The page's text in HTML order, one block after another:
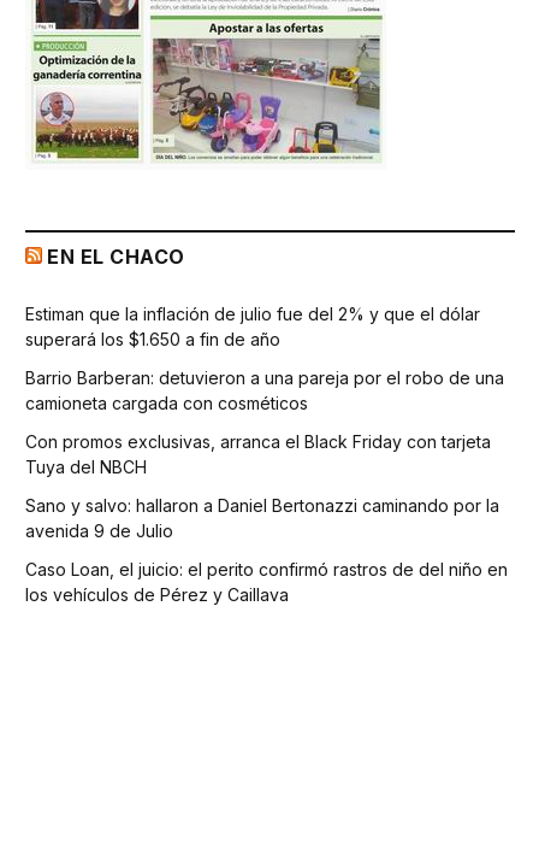
EN EL CHACO
Estiman que la inflación de julio fue del 2% y que el dólar
superará los $1.650 a fin de año
Barrio Barberan: detuvieron a una pareja por el robo de una
camioneta cargada con cosméticos
Con promos exclusivas, arranca el Black Friday con tarjeta
Tuya del NBCH
Sano y salvo: hallaron a Daniel Bertonazzi caminando por la
avenida 9 de Julio
Caso Loan, el juicio: el perito confirmó rastros de del niño en
los vehículos de Pérez y Caillava